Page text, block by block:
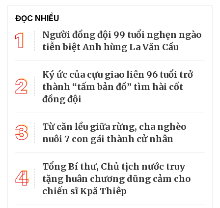
ĐỌC NHIỀU
1
Người đồng đội 99 tuổi nghẹn ngào
tiễn biệt Anh hùng La Văn Cầu
2
Ký ức của cựu giao liên 96 tuổi trở
thành “tấm bản đồ” tìm hài cốt
đồng đội
3
Từ căn lều giữa rừng, cha nghèo
nuôi 7 con gái thành cử nhân
4
Tổng Bí thư, Chủ tịch nước truy
tặng huân chương dũng cảm cho
chiến sĩ Kpă Thiêp